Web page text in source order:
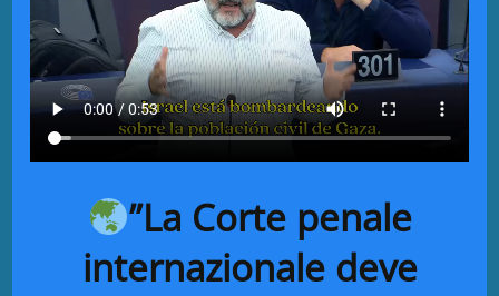
”La Corte penale
internazionale deve